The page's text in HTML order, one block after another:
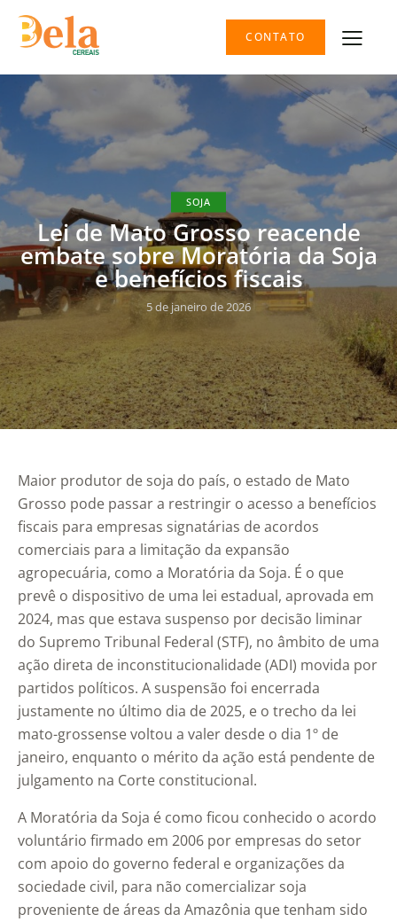
CONTATO
SOJA
Lei de Mato Grosso reacende
embate sobre Moratória da Soja
e benefícios fiscais
5 de janeiro de 2026
Maior produtor de soja do país, o estado de Mato
Grosso pode passar a restringir o acesso a benefícios
fiscais para empresas signatárias de acordos
comerciais para a limitação da expansão
agropecuária, como a Moratória da Soja. É o que
prevê o dispositivo de uma lei estadual, aprovada em
2024, mas que estava suspenso por decisão liminar
do Supremo Tribunal Federal (STF), no âmbito de uma
ação direta de inconstitucionalidade (ADI) movida por
partidos políticos. A suspensão foi encerrada
justamente no último dia de 2025, e o trecho da lei
mato-grossense voltou a valer desde o dia 1º de
janeiro, enquanto o mérito da ação está pendente de
julgamento na Corte constitucional.
A Moratória da Soja é como ficou conhecido o acordo
voluntário firmado em 2006 por empresas do setor
com apoio do governo federal e organizações da
sociedade civil, para não comercializar soja
proveniente de áreas da Amazônia que tenham sido